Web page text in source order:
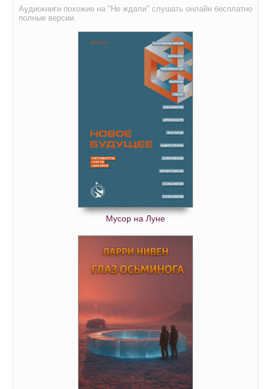
Аудиокниги похожие на "Не ждали" слушать онлайн бесплатно
полные версии.
Мусор на Луне